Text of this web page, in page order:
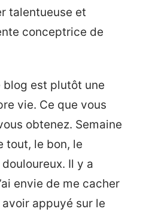
talentueuse et
conceptrice de
est plutôt une
vie. Ce que vous
obtenez. Semaine
tout, le bon, le
Il y a
envie de me cacher
appuyé sur le